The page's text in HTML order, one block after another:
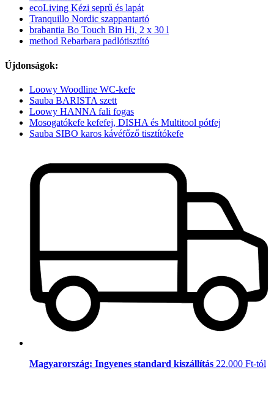
ecoLiving Kézi seprű és lapát
Tranquillo Nordic szappantartó
brabantia Bo Touch Bin Hi, 2 x 30 l
method Rebarbara padlótisztító
Újdonságok:
Loowy Woodline WC-kefe
Sauba BARISTA szett
Loowy HANNA fali fogas
Mosogatókefe kefefej, DISHA és Multitool pótfej
Sauba SIBO karos kávéfőző tisztítókefe
Magyarország: Ingyenes standard kiszállítás 22.000 Ft-tól